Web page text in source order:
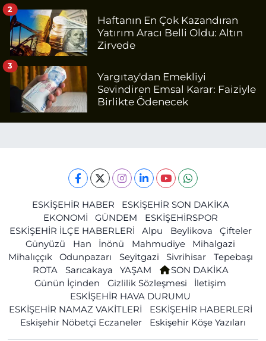
Haftanın En Çok Kazandıran
Yatırım Aracı Belli Oldu: Altın
Zirvede
2
Yargıtay'dan Emekliyi
Sevindiren Emsal Karar: Faiziyle
Birlikte Ödenecek
3
ESKİŞEHİR HABER
ESKİŞEHİR SON DAKİKA
EKONOMİ
GÜNDEM
ESKİŞEHİRSPOR
ESKİŞEHİR İLÇE HABERLERİ
Alpu Beylikova
Çifteler
Günyüzü
Han İnönü Mahmudiye
Mihalgazi
Mihalıççık
Odunpazarı Seyitgazi Sivrihisar
Tepebaşı
ROTA
Sarıcakaya YAŞAM
SON DAKİKA
Günün İçinden
Gizlilik Sözleşmesi
İletişim
ESKİŞEHİR HAVA DURUMU
ESKİŞEHİR NAMAZ VAKİTLERİ
ESKİŞEHİR HABERLERİ
Eskişehir Nöbetçi Eczaneler
Eskişehir Köşe Yazıları